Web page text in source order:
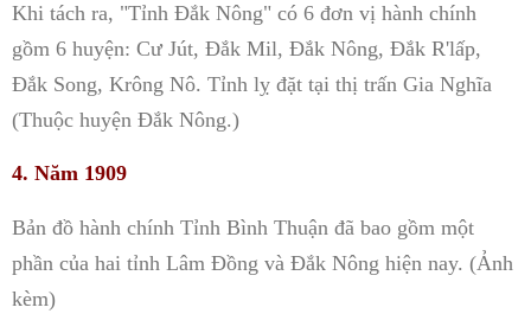
Khi tách ra, "Tỉnh Đắk Nông" có 6 đơn vị hành chính
gồm 6 huyện: Cư Jút, Đắk Mil, Đắk Nông, Đắk R'lấp,
Đắk Song, Krông Nô. Tỉnh lỵ đặt tại thị trấn Gia Nghĩa
(Thuộc huyện Đắk Nông.)
4. Năm 1909
Bản đồ hành chính Tỉnh Bình Thuận đã bao gồm một
phần của hai tỉnh Lâm Đồng và Đắk Nông hiện nay. (Ảnh
kèm)